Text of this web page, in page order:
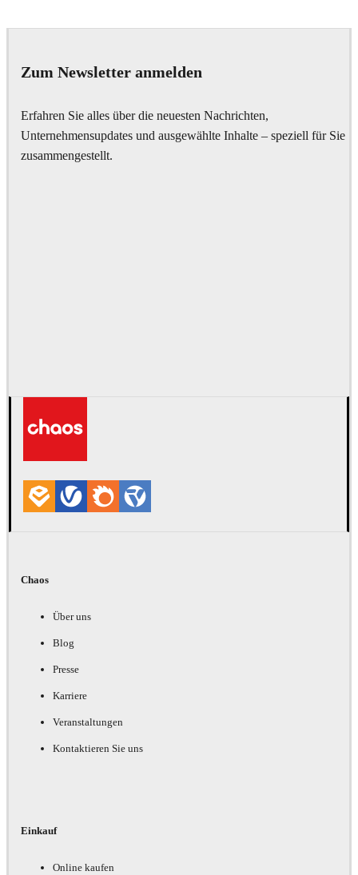
Zum Newsletter anmelden
Erfahren Sie alles über die neuesten Nachrichten,
Unternehmensupdates und ausgewählte Inhalte – speziell für Sie
zusammengestellt.
Chaos
Über uns
Blog
Presse
Karriere
Veranstaltungen
Kontaktieren Sie uns
Einkauf
Online kaufen